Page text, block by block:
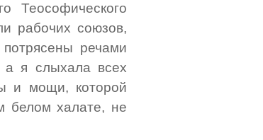
Теософического
рабочих союзов,
речами
а я слыхала всех
и мощи, которой
белом халате, не